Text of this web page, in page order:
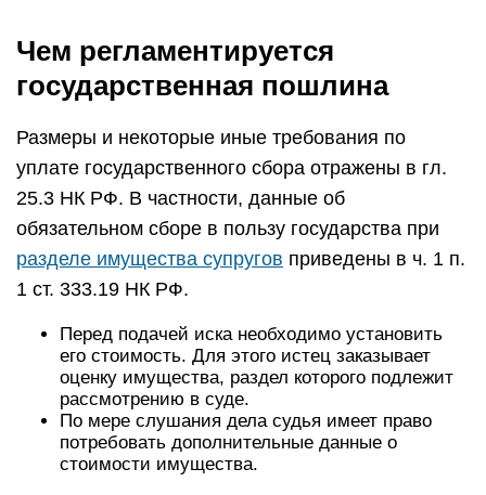
Чем регламентируется
государственная пошлина
Размеры и некоторые иные требования по
уплате государственного сбора отражены в гл.
25.3 НК РФ. В частности, данные об
обязательном сборе в пользу государства при
разделе имущества супругов приведены в ч. 1 п.
1 ст. 333.19 НК РФ.
Перед подачей иска необходимо установить
его стоимость. Для этого истец заказывает
оценку имущества, раздел которого подлежит
рассмотрению в суде.
По мере слушания дела судья имеет право
потребовать дополнительные данные о
стоимости имущества.